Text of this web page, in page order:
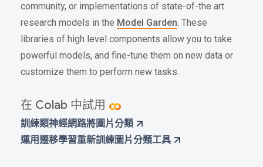
community, or implementations of state-of-the art
research models in the Model Garden. These
libraries of high level components allow you to take
powerful models, and fine-tune them on new data or
customize them to perform new tasks.
在 Colab 中試用
訓練類神經網路將圖片分類
運用遷移學習重新訓練圖片分類工具